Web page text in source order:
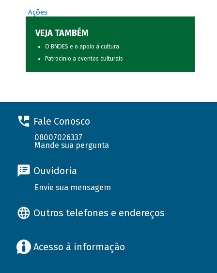
Ações
VEJA TAMBÉM
O BNDES e o apoio à cultura
Patrocínio a eventos culturais
Fale Conosco
08007026337
Mande sua pergunta
Ouvidoria
Envie sua mensagem
Outros telefones e endereços
Acesso à informação